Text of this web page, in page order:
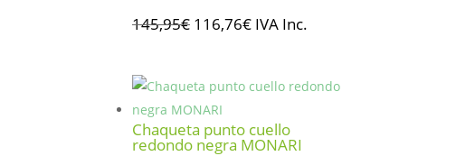
145,95€ El
era:
145,95€.
116,76€El
es:
IVA Inc.
Chaqueta punto cuello
redondo negra MONARI